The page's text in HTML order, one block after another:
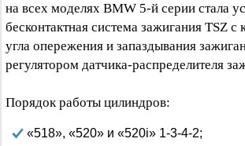
на всех моделях BMW 5-й серии стала
бесконтактная система зажигания TSZ с
угла опережения и запаздывания
регулятором датчика-распределителя
Порядок работы цилиндров:
«518», «520» и «520i» 1-3-4-2;